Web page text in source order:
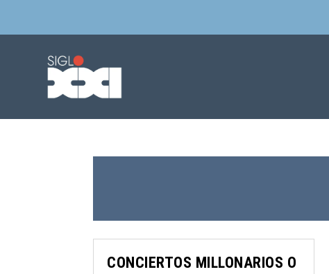
CONCIERTOS MILLONARIOS O